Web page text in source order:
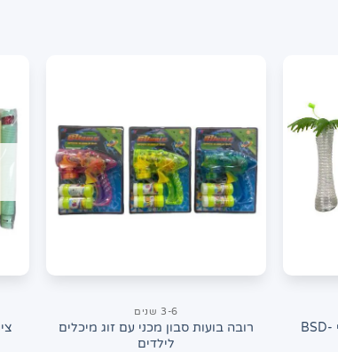
מימיה כוס גדולה וקש טרופי BSD-
3-6 שנים
רובה בועות סבון מכני עם זוג מיכלים
לילדים